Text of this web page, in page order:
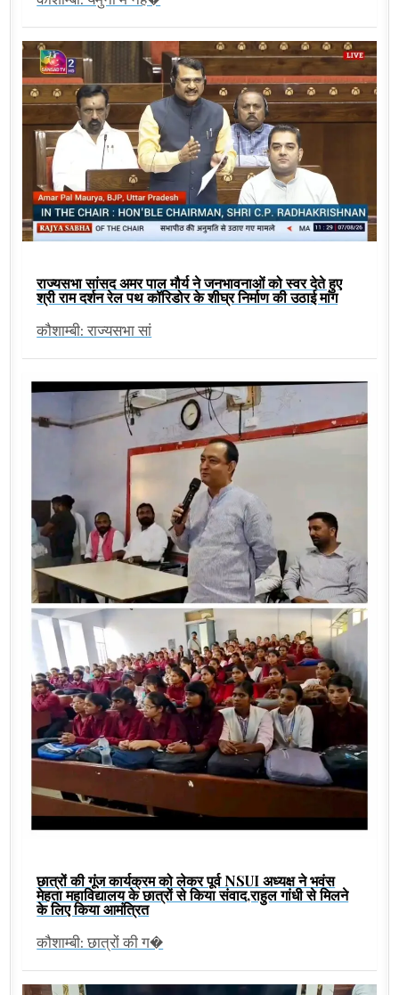
राज्यसभा सांसद अमर पाल मौर्य ने जनभावनाओं को स्वर देते हुए
श्री राम दर्शन रेल पथ कॉरिडोर के शीघ्र निर्माण की उठाई मांग
कौशाम्बी: राज्यसभा सां
छात्रों की गूंज कार्यक्रम को लेकर पूर्व NSUI अध्यक्ष ने भवंस
मेहता महाविद्यालय के छात्रों से किया संवाद,राहुल गांधी से मिलने
के लिए किया आमंत्रित
कौशाम्बी: छात्रों की ग�